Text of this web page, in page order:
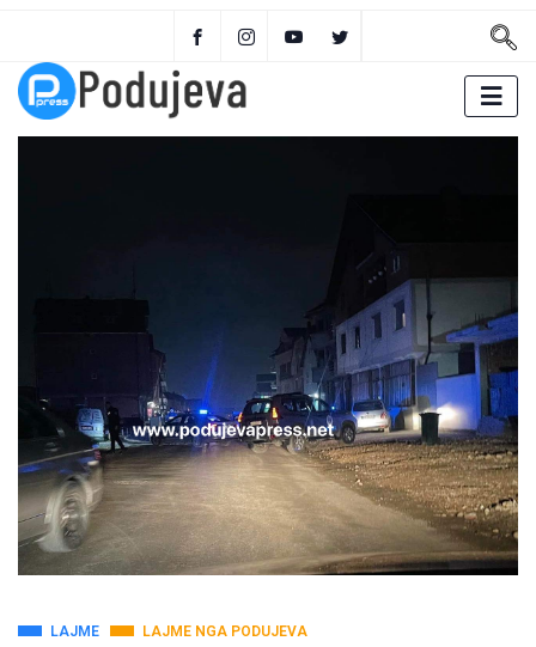
LAJME LAJME NGA PODUJEVA